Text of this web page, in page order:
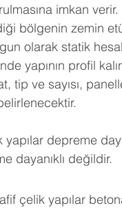
imkan
bölgenin zemin
olarak statik
yapının profil
tip ve sayısı,
depreme
dayanıklı değildir.
çelik yapılar